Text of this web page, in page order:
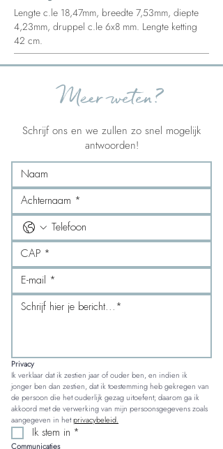
Lengte c.le 18,47mm, breedte 7,53mm, diepte
4,23mm, druppel c.le 6x8 mm. Lengte ketting
42 cm.
Meer weten?
Schrijf ons en we zullen zo snel mogelijk
antwoorden!
Privacy
Ik verklaar dat ik zestien jaar of ouder ben, en indien ik
jonger ben dan zestien, dat ik toestemming heb gekregen van
de persoon die het ouderlijk gezag uitoefent; daarom ga ik
akkoord met de verwerking van mijn persoonsgegevens zoals
aangegeven in het privacybeleid.
Ik stem in *
Communicaties